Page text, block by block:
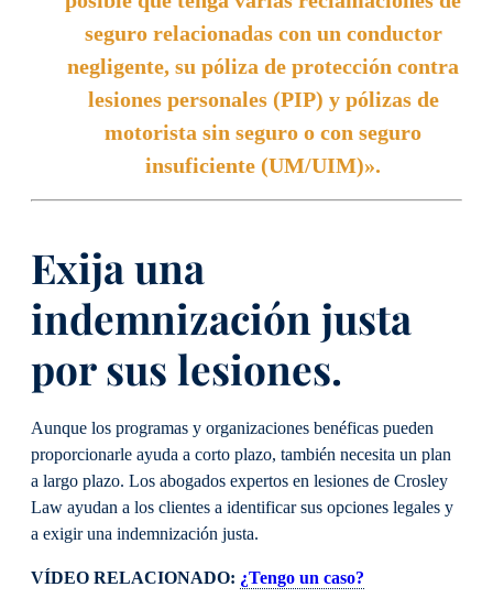
seguro relacionadas con un conductor
negligente, su póliza de protección contra
lesiones personales (PIP) y pólizas de
motorista sin seguro o con seguro
insuficiente (UM/UIM)».
Exija una
indemnización justa
por sus lesiones.
Aunque los programas y organizaciones benéficas pueden
proporcionarle ayuda a corto plazo, también necesita un plan
a largo plazo. Los abogados expertos en lesiones de Crosley
Law ayudan a los clientes a identificar sus opciones legales y
a exigir una indemnización justa.
VÍDEO RELACIONADO: ¿Tengo un caso?